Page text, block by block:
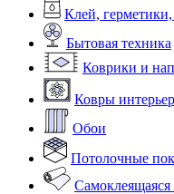
Клей,
Бытовая техника
Коврики и
Ковры
Обои
Потолочные
Самоклеящаяся